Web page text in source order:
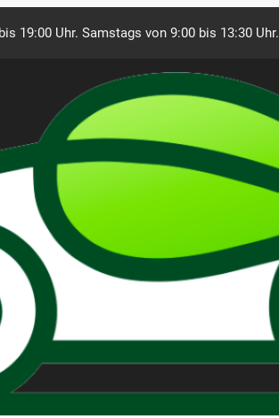
19:00 Uhr. Samstags von 9:00 bis 13:30 Uhr.